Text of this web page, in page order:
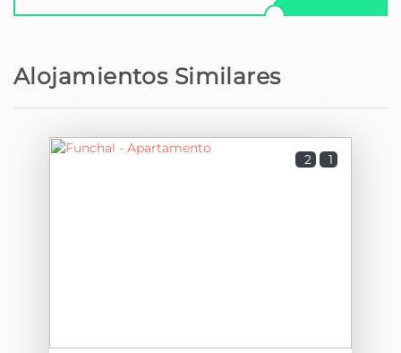
Alojamientos Similares
2 1